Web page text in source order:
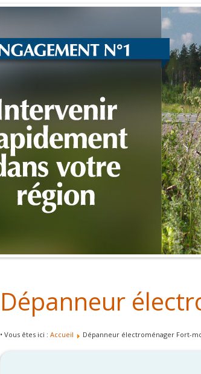
Dépanneur
• Vous êtes ici : Accueil Dépanneur électroménager Fort-